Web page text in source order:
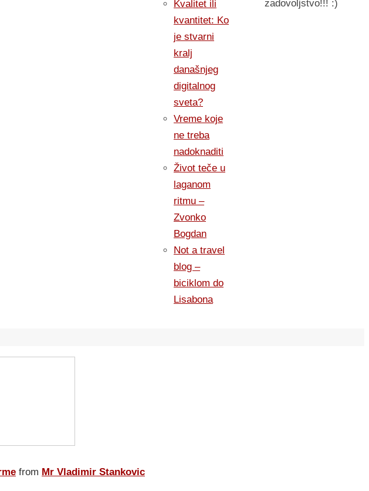
Kvalitet ili
kvantitet: Ko
je stvarni
kralj
današnjeg
digitalnog
sveta?
Vreme koje
ne treba
nadoknaditi
Život teče u
laganom
ritmu –
Zvonko
Bogdan
Not a travel
blog –
biciklom do
Lisabona
zadovoljstvo!!! :)
from Mr Vladimir Stankovic